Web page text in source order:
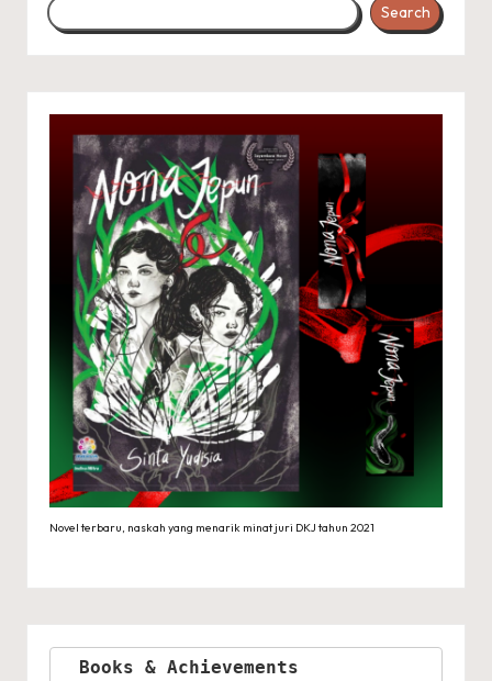
Search
Novel terbaru, naskah yang menarik minat juri DKJ tahun 2021
Books & Achievements